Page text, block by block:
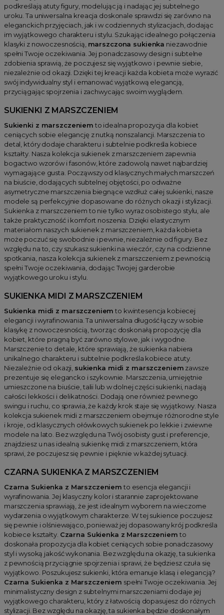
podkreślają atuty figury, modelując ją i nadając jej subtelnego
uroku. Ta uniwersalna kreacja doskonale sprawdzi się zarówno na
eleganckich przyjęciach, jak i w codziennych stylizacjach, dodając
im wyjątkowego charakteru i stylu. Szukając idealnego połączenia
klasyki z nowoczesnością, marszczona sukienka niezawodnie
spełni Twoje oczekiwania. Jej ponadczasowy design i subtelne
zdobienia sprawią, że poczujesz się wyjątkowo i pewnie siebie,
niezależnie od okazji. Dzięki tej kreacji każda kobieta może wyrazić
swój indywidualny styl i emanować wyjątkową elegancją,
przyciągając spojrzenia i zachwycając swoim wyglądem.
SUKIENKI Z MARSZCZENIEM
Sukienki z marszczeniem to idealna propozycja dla kobiet
ceniących sobie elegancję z nutką nonszalancji. Marszczenia to
detal, który dodaje charakteru i subtelnie podkreśla kobiece
kształty. Nasza kolekcja sukienek z marszczeniem zapewnia
bogactwo wzorów i fasonów, które zadowolą nawet najbardziej
wymagające gusta. Począwszy od klasycznych małych marszczeń
na biuście, dodających subtelnej objętości, po odważne
asymetryczne marszczenia biegnące wzdłuż całej sukienki, nasze
modele są perfekcyjnie dopasowane do różnych okazji i stylizacji.
Sukienka z marszczeniem to nie tylko wyraz osobistego stylu, ale
także praktyczność i komfort noszenia. Dzięki elastycznym
materiałom naszych sukienek z marszczeniem, każda kobieta
może poczuć się swobodnie i pewnie, niezależnie od figury. Bez
względu na to, czy szukasz sukienki na wieczór, czy na codzienne
spotkania, nasza kolekcja sukienek z marszczeniem z pewnością
spełni Twoje oczekiwania, dodając Twojej garderobie
wyjątkowego uroku i stylu.
SUKIENKA MIDI Z MARSZCZENIEM
Sukienka midi z marszczeniem to kwintesencja kobiecej
elegancji i wyrafinowania. Ta uniwersalna długość łączy w sobie
klasykę z nowoczesnością, tworząc doskonałą propozycję dla
kobiet, które pragną być zarówno stylowe, jak i wygodne.
Marszczenie to detale, które sprawiają, że sukienka nabiera
unikalnego charakteru i subtelnie podkreśla kobiece atuty.
Niezależnie od okazji, sukienka midi z marszczeniem zawsze
prezentuje się elegancko i szykownie. Marszczenia, umiejętnie
umieszczone na biuście, talii lub w dolnej części sukienki, nadają
całości lekkości i delikatności. Dodają one również pewnego
swingu i ruchu, co sprawia, że każdy krok staje się wyjątkowy. Nasza
kolekcja sukienek midi z marszczeniem obejmuje różnorodne style
i kroje, od klasycznych ołówkowych sukienek po lekkie i zwiewne
modele na lato. Bez względu na Twój osobisty gust i preferencje,
znajdziesz u nas idealną sukienkę midi z marszczeniem, która
sprawi, że poczujesz się pewnie i pięknie w każdej sytuacji.
CZARNA SUKIENKA Z MARSZCZENIEM
Czarna Sukienka z Marszczeniem to esencja elegancji i
wyrafinowania. Jej klasyczny kolor i starannie zaprojektowane
marszczenia sprawiają, że jest idealnym wyborem na wieczorne
wydarzenia o wyjątkowym charakterze. W tej sukience poczujesz
się pewnie i olśniewająco, ponieważ jej dopasowany krój podkreśla
kobiece kształty. Czarna Sukienka z Marszczeniem to
doskonała propozycja dla kobiet ceniących sobie ponadczasowy
styl i wysoką jakość wykonania. Bez względu na okazję, ta sukienka
z pewnością przyciągnie spojrzenia i sprawi, że będziesz czuła się
wyjątkowo. Poszukujesz sukienki, która emanuje klasą i elegancją?
Czarna Sukienka z Marszczeniem spełni Twoje oczekiwania. Jej
minimalistyczny design z subtelnymi marszczeniami dodaje jej
wyjątkowego charakteru, który z łatwością dopasujesz do różnych
stylizacji. Bez względu na okazję, ta sukienka będzie doskonałym